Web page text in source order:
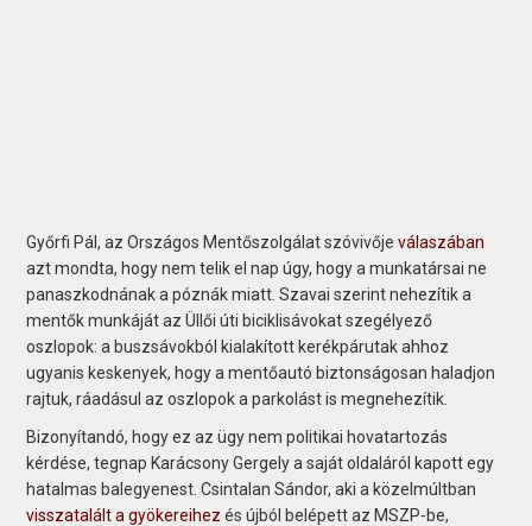
Győrfi Pál, az Országos Mentőszolgálat szóvivője válaszában
azt mondta, hogy nem telik el nap úgy, hogy a munkatársai ne
panaszkodnának a póznák miatt. Szavai szerint nehezítik a
mentők munkáját az Üllői úti biciklisávokat szegélyező
oszlopok: a buszsávokból kialakított kerékpárutak ahhoz
ugyanis keskenyek, hogy a mentőautó biztonságosan haladjon
rajtuk, ráadásul az oszlopok a parkolást is megnehezítik.
Bizonyítandó, hogy ez az ügy nem politikai hovatartozás
kérdése, tegnap Karácsony Gergely a saját oldaláról kapott egy
hatalmas balegyenest. Csintalan Sándor, aki a közelmúltban
visszatalált a gyökereihez és újból belépett az MSZP-be,